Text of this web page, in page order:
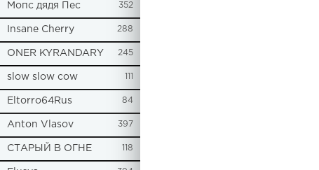
Мопс дядя Пес 352
Insane Cherry 288
ONER KYRANDARY 245
slow slow cow 111
Eltorro64Rus 84
Anton Vlasov 397
СТАРЫЙ В ОГНЕ 118